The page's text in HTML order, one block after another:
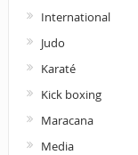
International
Judo
Karaté
Kick boxing
Maracana
Media